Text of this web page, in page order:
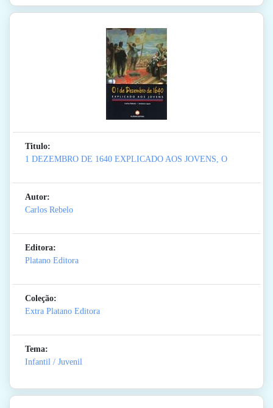
Titulo:
1 DEZEMBRO DE 1640 EXPLICADO AOS JOVENS, O
Autor:
Carlos Rebelo
Editora:
Platano Editora
Coleção:
Extra Platano Editora
Tema:
Infantil / Juvenil